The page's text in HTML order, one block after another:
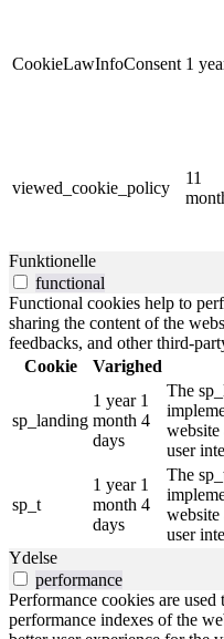
CookieLawInfoConsent 1
viewed_cookie_policy
11
Funktionelle
functional
Functional cookies help to
sharing the content of the
feedbacks, and other third-
Cookie
Varighed
sp_landing
1 year 1
month 4
days
The
website
user
sp_t
1 year 1
month 4
days
The
website
user
Ydelse
performance
Performance cookies are
performance indexes of the